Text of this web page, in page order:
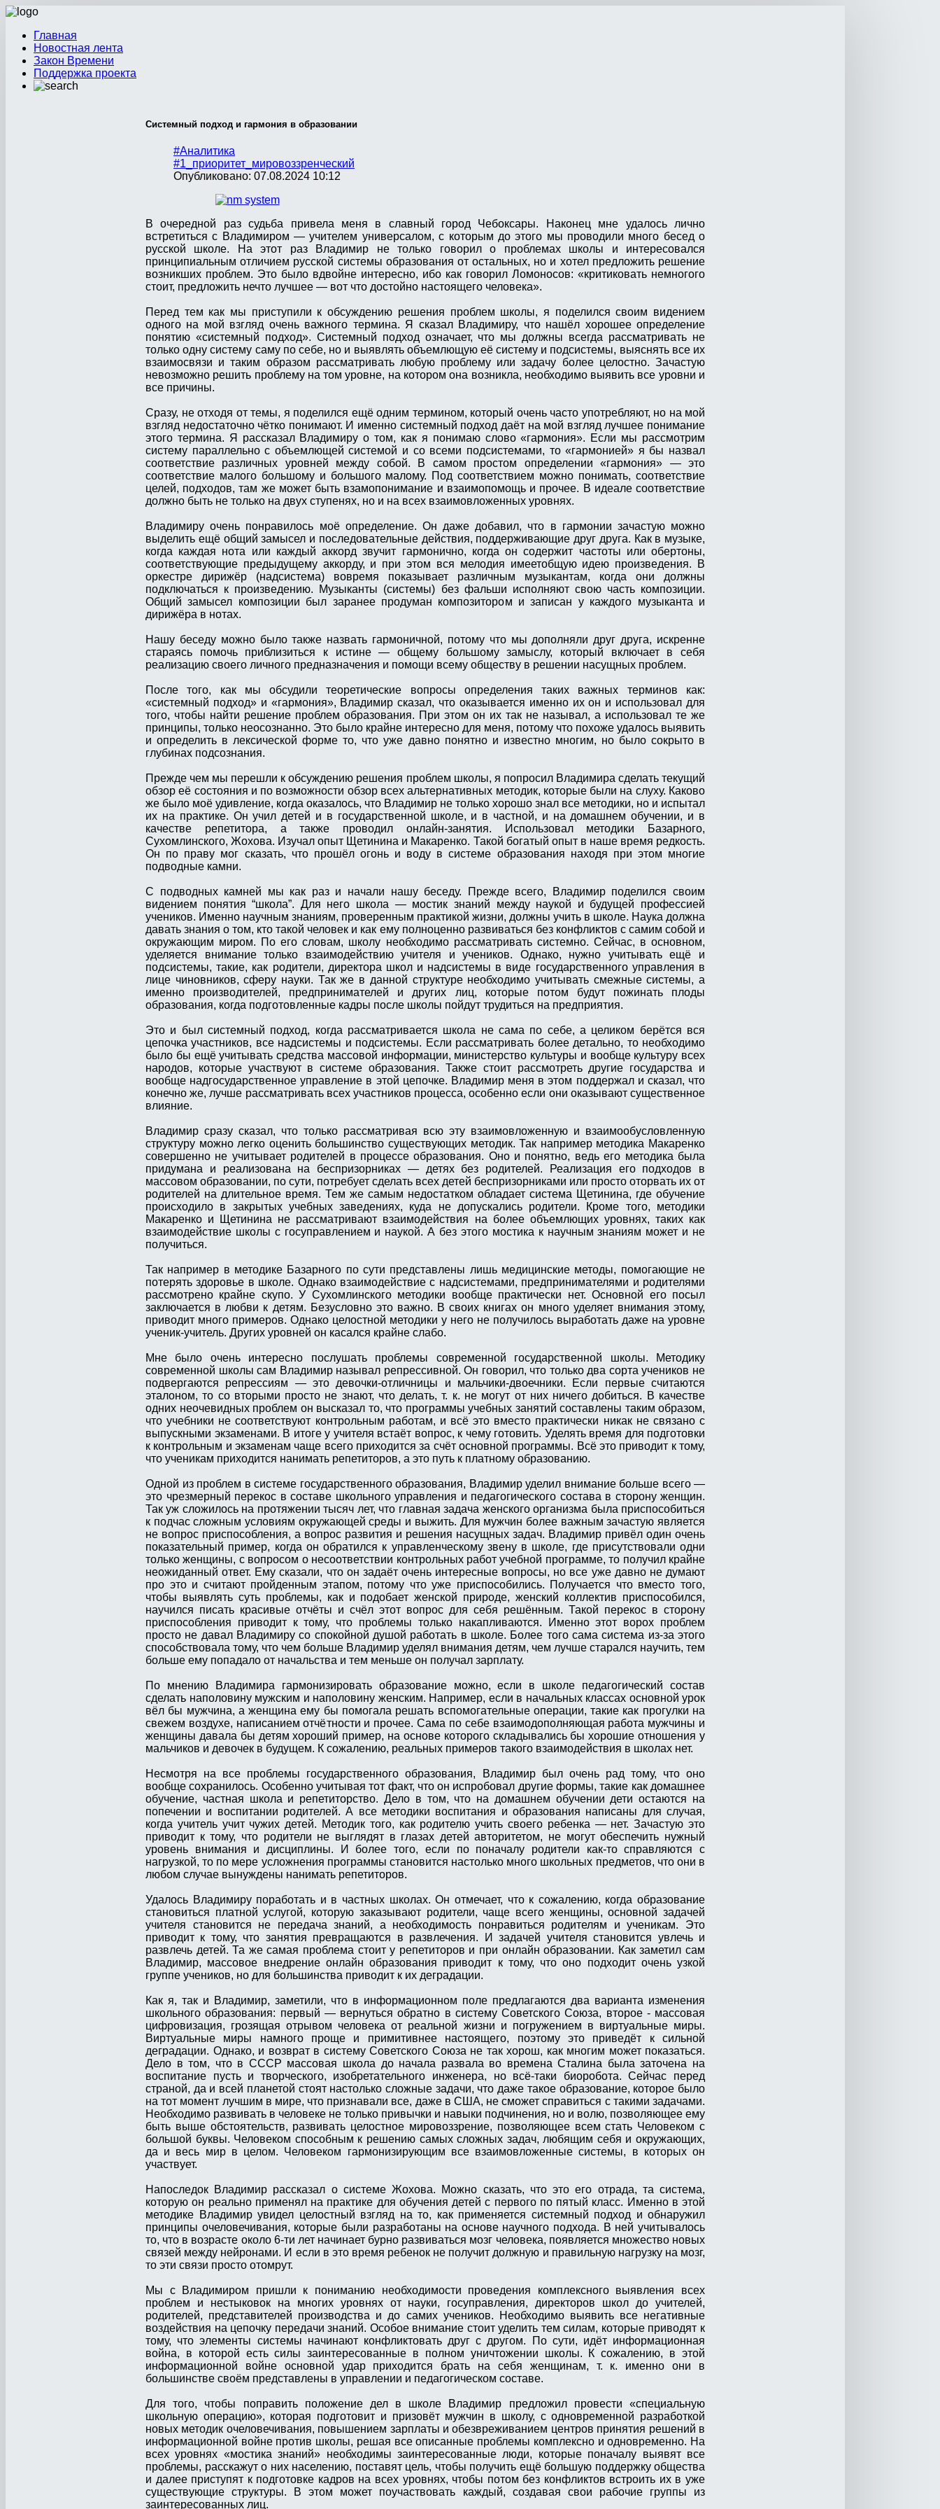
Главная
Новостная лента
Закон Времени
Поддержка проекта
Системный подход и гармония в образовании
#Аналитика
#1_приоритет_мировоззренческий
Опубликовано: 07.08.2024 10:12
В очередной раз судьба привела меня в славный город Чебоксары. Наконец мне удалось лично
встретиться с Владимиром — учителем универсалом, с которым до этого мы проводили много бесед о
русской школе. На этот раз Владимир не только говорил о проблемах школы и интересовался
принципиальным отличием русской системы образования от остальных, но и хотел предложить решение
возникших проблем. Это было вдвойне интересно, ибо как говорил Ломоносов: «критиковать немногого
стоит, предложить нечто лучшее — вот что достойно настоящего человека».
Перед тем как мы приступили к обсуждению решения проблем школы, я поделился своим видением
одного на мой взгляд очень важного термина. Я сказал Владимиру, что нашёл хорошее определение
понятию «системный подход». Системный подход означает, что мы должны всегда рассматривать не
только одну систему саму по себе, но и выявлять объемлющую её систему и подсистемы, выяснять все их
взаимосвязи и таким образом рассматривать любую проблему или задачу более целостно. Зачастую
невозможно решить проблему на том уровне, на котором она возникла, необходимо выявить все уровни и
все причины.
Сразу, не отходя от темы, я поделился ещё одним термином, который очень часто употребляют, но на мой
взгляд недостаточно чётко понимают. И именно системный подход даёт на мой взгляд лучшее понимание
этого термина. Я рассказал Владимиру о том, как я понимаю слово «гармония». Если мы рассмотрим
систему параллельно с объемлющей системой и со всеми подсистемами, то «гармонией» я бы назвал
соответствие различных уровней между собой. В самом простом определении «гармония» — это
соответствие малого большому и большого малому. Под соответствием можно понимать, соответствие
целей, подходов, там же может быть взамопонимание и взаимопомощь и прочее. В идеале соответствие
должно быть не только на двух ступенях, но и на всех взаимовложенных уровнях.
Владимиру очень понравилось моё определение. Он даже добавил, что в гармонии зачастую можно
выделить ещё общий замысел и последовательные действия, поддерживающие друг друга. Как в музыке,
когда каждая нота или каждый аккорд звучит гармонично, когда он содержит частоты или обертоны,
соответствующие предыдущему аккорду, и при этом вся мелодия имеетобщую идею произведения. В
оркестре дирижёр (надсистема) вовремя показывает различным музыкантам, когда они должны
подключаться к произведению. Музыканты (системы) без фальши исполняют свою часть композиции.
Общий замысел композиции был заранее продуман композитором и записан у каждого музыканта и
дирижёра в нотах.
Нашу беседу можно было также назвать гармоничной, потому что мы дополняли друг друга, искренне
стараясь помочь приблизиться к истине — общему большому замыслу, который включает в себя
реализацию своего личного предназначения и помощи всему обществу в решении насущных проблем.
После того, как мы обсудили теоретические вопросы определения таких важных терминов как:
«системный подход» и «гармония», Владимир сказал, что оказывается именно их он и использовал для
того, чтобы найти решение проблем образования. При этом он их так не называл, а использовал те же
принципы, только неосознанно. Это было крайне интересно для меня, потому что похоже удалось выявить
и определить в лексической форме то, что уже давно понятно и известно многим, но было сокрыто в
глубинах подсознания.
Прежде чем мы перешли к обсуждению решения проблем школы, я попросил Владимира сделать текущий
обзор её состояния и по возможности обзор всех альтернативных методик, которые были на слуху. Каково
же было моё удивление, когда оказалось, что Владимир не только хорошо знал все методики, но и испытал
их на практике. Он учил детей и в государственной школе, и в частной, и на домашнем обучении, и в
качестве репетитора, а также проводил онлайн-занятия. Использовал методики Базарного,
Сухомлинского, Жохова. Изучал опыт Щетинина и Макаренко. Такой богатый опыт в наше время редкость.
Он по праву мог сказать, что прошёл огонь и воду в системе образования находя при этом многие
подводные камни.
С подводных камней мы как раз и начали нашу беседу. Прежде всего, Владимир поделился своим
видением понятия “школа”. Для него школа — мостик знаний между наукой и будущей профессией
учеников. Именно научным знаниям, проверенным практикой жизни, должны учить в школе. Наука должна
давать знания о том, кто такой человек и как ему полноценно развиваться без конфликтов с самим собой и
окружающим миром. По его словам, школу необходимо рассматривать системно. Сейчас, в основном,
уделяется внимание только взаимодействию учителя и учеников. Однако, нужно учитывать ещё и
подсистемы, такие, как родители, директора школ и надсистемы в виде государственного управления в
лице чиновников, сферу науки. Так же в данной структуре необходимо учитывать смежные системы, а
именно производителей, предпринимателей и других лиц, которые потом будут пожинать плоды
образования, когда подготовленные кадры после школы пойдут трудиться на предприятия.
Это и был системный подход, когда рассматривается школа не сама по себе, а целиком берётся вся
цепочка участников, все надсистемы и подсистемы. Если рассматривать более детально, то необходимо
было бы ещё учитывать средства массовой информации, министерство культуры и вообще культуру всех
народов, которые участвуют в системе образования. Также стоит рассмотреть другие государства и
вообще надгосударственное управление в этой цепочке. Владимир меня в этом поддержал и сказал, что
конечно же, лучше рассматривать всех участников процесса, особенно если они оказывают существенное
влияние.
Владимир сразу сказал, что только рассматривая всю эту взаимовложенную и взаимообусловленную
структуру можно легко оценить большинство существующих методик. Так например методика Макаренко
совершенно не учитывает родителей в процессе образования. Оно и понятно, ведь его методика была
придумана и реализована на беспризорниках — детях без родителей. Реализация его подходов в
массовом образовании, по сути, потребует сделать всех детей беспризорниками или просто оторвать их от
родителей на длительное время. Тем же самым недостатком обладает система Щетинина, где обучение
происходило в закрытых учебных заведениях, куда не допускались родители. Кроме того, методики
Макаренко и Щетинина не рассматривают взаимодействия на более объемлющих уровнях, таких как
взаимодействие школы с госуправлением и наукой. А без этого мостика к научным знаниям может и не
получиться.
Так например в методике Базарного по сути представлены лишь медицинские методы, помогающие не
потерять здоровье в школе. Однако взаимодействие с надсистемами, предпринимателями и родителями
рассмотрено крайне скупо. У Сухомлинского методики вообще практически нет. Основной его посыл
заключается в любви к детям. Безусловно это важно. В своих книгах он много уделяет внимания этому,
приводит много примеров. Однако целостной методики у него не получилось выработать даже на уровне
ученик-учитель. Других уровней он касался крайне слабо.
Мне было очень интересно послушать проблемы современной государственной школы. Методику
современной школы сам Владимир называл репрессивной. Он говорил, что только два сорта учеников не
подвергаются репрессиям — это девочки-отличницы и мальчики-двоечники. Если первые считаются
эталоном, то со вторыми просто не знают, что делать, т. к. не могут от них ничего добиться. В качестве
одних неочевидных проблем он высказал то, что программы учебных занятий составлены таким образом,
что учебники не соответствуют контрольным работам, и всё это вместо практически никак не связано с
выпускными экзаменами. В итоге у учителя встаёт вопрос, к чему готовить. Уделять время для подготовки
к контрольным и экзаменам чаще всего приходится за счёт основной программы. Всё это приводит к тому,
что ученикам приходится нанимать репетиторов, а это путь к платному образованию.
Одной из проблем в системе государственного образования, Владимир уделил внимание больше всего —
это чрезмерный перекос в составе школьного управления и педагогического состава в сторону женщин.
Так уж сложилось на протяжении тысяч лет, что главная задача женского организма была приспособиться
к подчас сложным условиям окружающей среды и выжить. Для мужчин более важным зачастую является
не вопрос приспособления, а вопрос развития и решения насущных задач. Владимир привёл один очень
показательный пример, когда он обратился к управленческому звену в школе, где присутствовали одни
только женщины, с вопросом о несоответствии контрольных работ учебной программе, то получил крайне
неожиданный ответ. Ему сказали, что он задаёт очень интересные вопросы, но все уже давно не думают
про это и считают пройденным этапом, потому что уже приспособились. Получается что вместо того,
чтобы выявлять суть проблемы, как и подобает женской природе, женский коллектив приспособился,
научился писать красивые отчёты и счёл этот вопрос для себя решённым. Такой перекос в сторону
приспособления приводит к тому, что проблемы только накапливаются. Именно этот ворох проблем
просто не давал Владимиру со спокойной душой работать в школе. Более того сама система из-за этого
способствовала тому, что чем больше Владимир уделял внимания детям, чем лучше старался научить, тем
больше ему попадало от начальства и тем меньше он получал зарплату.
По мнению Владимира гармонизировать образование можно, если в школе педагогический состав
сделать наполовину мужским и наполовину женским. Например, если в начальных классах основной урок
вёл бы мужчина, а женщина ему бы помогала решать вспомогательные операции, такие как прогулки на
свежем воздухе, написанием отчётности и прочее. Сама по себе взаимодополняющая работа мужчины и
женщины давала бы детям хороший пример, на основе которого складывались бы хорошие отношения у
мальчиков и девочек в будущем. К сожалению, реальных примеров такого взаимодействия в школах нет.
Несмотря на все проблемы государственного образования, Владимир был очень рад тому, что оно
вообще сохранилось. Особенно учитывая тот факт, что он испробовал другие формы, такие как домашнее
обучение, частная школа и репетиторство. Дело в том, что на домашнем обучении дети остаются на
попечении и воспитании родителей. А все методики воспитания и образования написаны для случая,
когда учитель учит чужих детей. Методик того, как родителю учить своего ребенка — нет. Зачастую это
приводит к тому, что родители не выглядят в глазах детей авторитетом, не могут обеспечить нужный
уровень внимания и дисциплины. И более того, если по поначалу родители как-то справляются с
нагрузкой, то по мере усложнения программы становится настолько много школьных предметов, что они в
любом случае вынуждены нанимать репетиторов.
Удалось Владимиру поработать и в частных школах. Он отмечает, что к сожалению, когда образование
становиться платной услугой, которую заказывают родители, чаще всего женщины, основной задачей
учителя становится не передача знаний, а необходимость понравиться родителям и ученикам. Это
приводит к тому, что занятия превращаются в развлечения. И задачей учителя становится увлечь и
развлечь детей. Та же самая проблема стоит у репетиторов и при онлайн образовании. Как заметил сам
Владимир, массовое внедрение онлайн образования приводит к тому, что оно подходит очень узкой
группе учеников, но для большинства приводит к их деградации.
Как я, так и Владимир, заметили, что в информационном поле предлагаются два варианта изменения
школьного образования: первый — вернуться обратно в систему Советского Союза, второе - массовая
цифровизация, грозящая отрывом человека от реальной жизни и погружением в виртуальные миры.
Виртуальные миры намного проще и примитивнее настоящего, поэтому это приведёт к сильной
деградации. Однако, и возврат в систему Советского Союза не так хорош, как многим может показаться.
Дело в том, что в СССР массовая школа до начала развала во времена Сталина была заточена на
воспитание пусть и творческого, изобретательного инженера, но всё-таки биоробота. Сейчас перед
страной, да и всей планетой стоят настолько сложные задачи, что даже такое образование, которое было
на тот момент лучшим в мире, что признавали все, даже в США, не сможет справиться с такими задачами.
Необходимо развивать в человеке не только привычки и навыки подчинения, но и волю, позволяющее ему
быть выше обстоятельств, развивать целостное мировоззрение, позволяющее всем стать Человеком с
большой буквы. Человеком способным к решению самых сложных задач, любящим себя и окружающих,
да и весь мир в целом. Человеком гармонизирующим все взаимовложенные системы, в которых он
участвует.
Напоследок Владимир рассказал о системе Жохова. Можно сказать, что это его отрада, та система,
которую он реально применял на практике для обучения детей с первого по пятый класс. Именно в этой
методике Владимир увидел целостный взгляд на то, как применяется системный подход и обнаружил
принципы очеловечивания, которые были разработаны на основе научного подхода. В ней учитывалось
то, что в возрасте около 6-ти лет начинает бурно развиваться мозг человека, появляется множество новых
связей между нейронами. И если в это время ребенок не получит должную и правильную нагрузку на мозг,
то эти связи просто отомрут.
Мы с Владимиром пришли к пониманию необходимости проведения комплексного выявления всех
проблем и нестыковок на многих уровнях от науки, госуправления, директоров школ до учителей,
родителей, представителей производства и до самих учеников. Необходимо выявить все негативные
воздействия на цепочку передачи знаний. Особое внимание стоит уделить тем силам, которые приводят к
тому, что элементы системы начинают конфликтовать друг с другом. По сути, идёт информационная
война, в которой есть силы заинтересованные в полном уничтожении школы. К сожалению, в этой
информационной войне основной удар приходится брать на себя женщинам, т. к. именно они в
большинстве своём представлены в управлении и педагогическом составе.
Для того, чтобы поправить положение дел в школе Владимир предложил провести «специальную
школьную операцию», которая подготовит и призовёт мужчин в школу, с одновременной разработкой
новых методик очеловечивания, повышением зарплаты и обезвреживанием центров принятия решений в
информационной войне против школы, решая все описанные проблемы комплексно и одновременно. На
всех уровнях «мостика знаний» необходимы заинтересованные люди, которые поначалу выявят все
проблемы, расскажут о них населению, поставят цель, чтобы получить ещё большую поддержку общества
и далее приступят к подготовке кадров на всех уровнях, чтобы потом без конфликтов встроить их в уже
существующие структуры. В этом может поучаствовать каждый, создавая свои рабочие группы из
заинтересованных лиц.